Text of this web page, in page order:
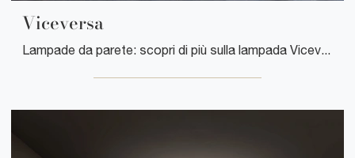
Viceversa
Lampade da parete: scopri di più sulla lampada Viceversa in metallo che ti consigliamo.